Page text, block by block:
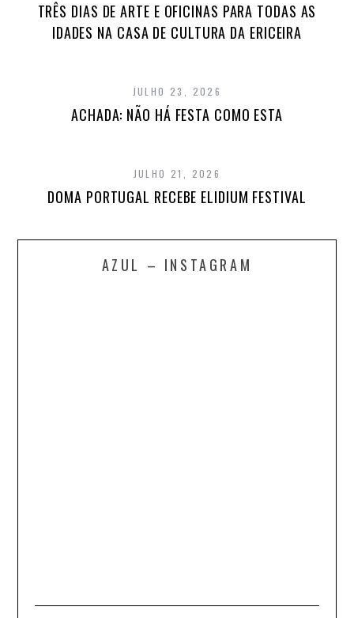
TRÊS DIAS DE ARTE E OFICINAS PARA TODAS AS
IDADES NA CASA DE CULTURA DA ERICEIRA
JULHO 23, 2026
ACHADA: NÃO HÁ FESTA COMO ESTA
JULHO 21, 2026
DOMA PORTUGAL RECEBE ELIDIUM FESTIVAL
AZUL – INSTAGRAM